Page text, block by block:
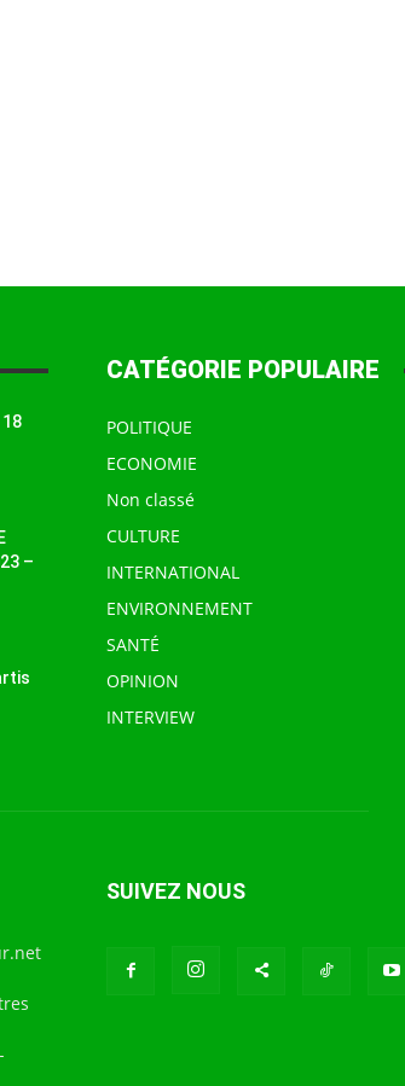
18
–
CATÉGORIE POPULAIRE
POLITIQUE
ECONOMIE
Non classé
CULTURE
INTERNATIONAL
ENVIRONNEMENT
SANTÉ
OPINION
INTERVIEW
SUIVEZ NOUS